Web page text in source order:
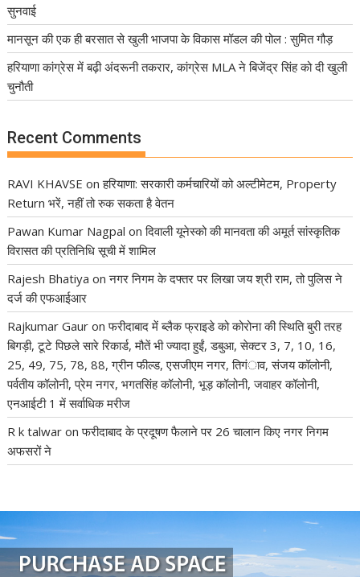
सुनवाई
मानसून की एक ही बरसात से खुली भाजपा के विकास मॉडल की पोल : सुमित गौड़
हरियाणा कांग्रेस में बढ़ी अंदरूनी तकरार, कांग्रेस MLA ने बिजेंद्र सिंह को दी खुली
चुनौती
Recent Comments
RAVI KHAVSE onहरियाणा: सरकारी कर्मचारियों को अल्टीमेटम, Property
Return भरें, नहीं तो रुक सकता है वेतन
Pawan Kumar Nagpal onदिवाली यूनेस्को की मानवता की अमूर्त सांस्कृतिक
विरासत की प्रतिनिधि सूची में शामिल
Rajesh Bhatiya onनगर निगम के दफ्तर पर लिखा जय श्री राम, तो पुलिस ने
दर्ज की एफआईआर
Rajkumar Gaur onफरीदाबाद में ब्लैक फ्राइडे को कोरोना की स्थिति बुरी तरह
बिगड़ी, टूटे पिछले सारे रिकार्ड, मौतें भी ज्यादा हुईं, डबुआ, सेक्टर 3, 7, 10, 16,
25, 49, 75, 78, 88, ग्रीन फील्ड, एसजीएम नगर, तिगंाव, संजय कॉलोनी,
पर्वतीय कॉलोनी, प्रेम नगर, भगतसिंह कॉलोनी, भूड़ कॉलोनी, जवाहर कॉलोनी,
एनआईटी 1 में सर्वाधिक मरीज
R k talwar onफरीदाबाद के प्रदूषण फैलाने पर 26 चालान किए नगर निगम
अफसरों ने